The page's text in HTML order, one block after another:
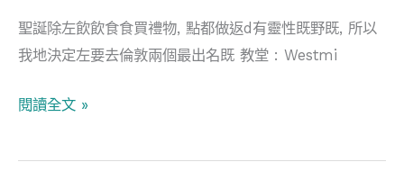
聖誕除左飲飲食食買禮物, 點都做返d有靈性既野既, 所以
我地決定左要去倫敦兩個最出名既 教堂 : Westmi
閱讀全文 »